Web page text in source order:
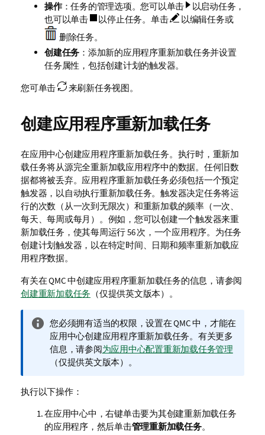
操作：任务的管理选项。您可以单击 以启动任务，
也可以单击
以停止任务。 单击
以编辑任务或
删除任务。
创建任务 ：添加新的应用程序重新加载任务并设置
任务属性，包括创建计划的触发器。
您可单击
来刷新任务视图。
创建应用程序重新加载任务
在应用中心创建应用程序重新加载任务。执行时，重新加
载任务将从源完全重新加载应用程序中的数据。任何旧数
据都将被丢弃。应用程序重新加载任务必须包括一个预定
触发器，以自动执行重新加载任务。触发器决定任务将运
行的次数（从一次到无限次）和重新加载的频率（一次、
每天、每周或每月）。例如，您可以创建一个触发器来重
新加载任务，使其每周运行 56 次，一个应用程序。为任务
创建计划触发器，以在特定时间、日期和频率重新加载应
用程序数据。
有关在QMC中创建应用程序重新加载任务的信息，请参阅
创建重新加载任务 （仅提供英文版本） 。
信
息
注
释
您必须拥有适当的权限，设置在QMC中，才能在
应用中心创建应用程序重新加载任务。有关更多
信息，请参阅为应用中心配置重新加载任务管理
（仅提供英文版本） 。
执行以下操作：
在应用中心中，右键单击要为其创建重新加载任务
的应用程序，然后单击管理重新加载任务。